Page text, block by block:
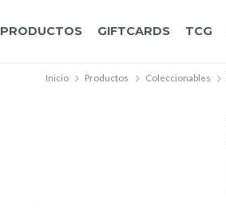
PRODUCTOS GIFTCARDS TCG
Inicio Productos Coleccionables